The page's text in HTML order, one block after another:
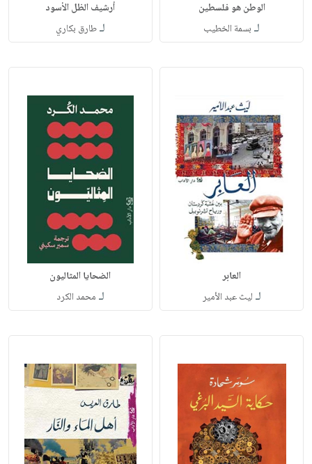
الوطن هو فلسطين
لـ بسمة الخطيب
أرشيف الظل الأسود
لـطارق بكاري
العابر
لـ ليث عبد الأمير
الضحايا المثاليون
لـ محمد الكرد